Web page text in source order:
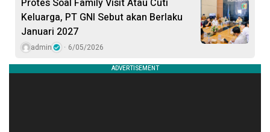
Protes Soal Family Visit Atau Cuti
Keluarga, PT GNI Sebut akan Berlaku
Januari 2027
admin 6/05/2026